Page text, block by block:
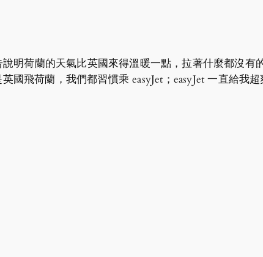
明荷蘭的天氣比英國來得溫暖一點，拉著什麼都沒有
國飛荷蘭，我們都習慣乘 easyJet；easyJet 一直給我